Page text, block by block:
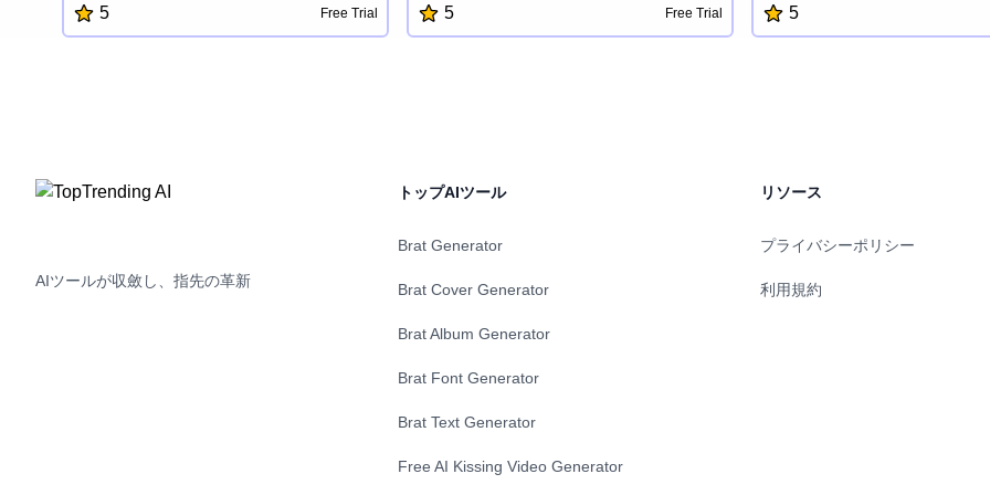
言語を習得することができます。個人に合
わせた語彙の追跡、進捗の可視化、複数言
5 Free Trial
かなキャラクターを設計し、魅力的な物語
を作り上げ、想像力あふれるテールを現実
5 Free Trial
テンツを保存したり、長い記事
消化しやすい塊に分割したり、
5
AIツールが収斂し、指先の革新
トップAIツール
Brat Generator
Brat Cover Generator
Brat Album Generator
Brat Font Generator
Brat Text Generator
Free AI Kissing Video Generator
リソース
プライバシーポリシー
利用規約